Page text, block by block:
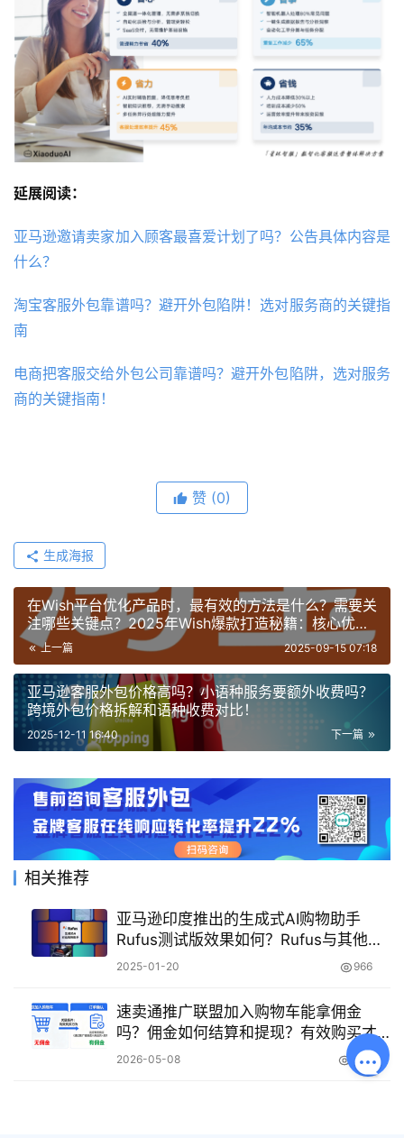
延展阅读：
亚马逊邀请卖家加入顾客最喜爱计划了吗？公告具体内容是
什么？
淘宝客服外包靠谱吗？避开外包陷阱！选对服务商的关键指
南
电商把客服交给外包公司靠谱吗？避开外包陷阱，选对服务
商的关键指南！
赞 (0)
生成海报
在Wish平台优化产品时，最有效的方法是什么？需要关
注哪些关键点？2025年Wish爆款打造秘籍：核心优化
策略+高转化技巧全解析！
上一篇 2025-09-15 07:18
亚马逊客服外包价格高吗？小语种服务要额外收费吗？
跨境外包价格拆解和语种收费对比！
下一篇
2025-12-11 16:40
相关推荐
亚马逊印度推出的生成式AI购物助手
Rufus测试版效果如何？Rufus与其他购
物助手相比有什么区别？
2025-01-20 966
速卖通推广联盟加入购物车能拿佣金
吗？佣金如何结算和提现？有效购买才
算佣金！按月结算扣除退款，提现门槛
2026-05-08 200